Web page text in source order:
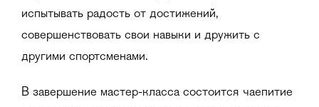
испытывать радость от достижений,
совершенствовать свои навыки и дружить с
другими спортсменами.
В завершение мастер-класса состоится чаепитие